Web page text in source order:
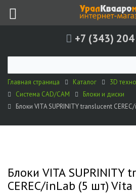
+7 (343)
Главная страница Каталог
3D
Система CAD/CAM
Блоки и диски
Блоки VITA SUPRINITY translucent
Блоки VITA SUPRINITY
CEREC/inLab (5 шт) Vita